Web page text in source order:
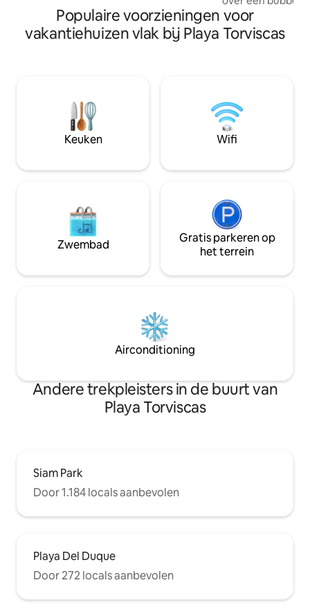
300 meter afstand bevindt zich het
grootste winkelcentrum in het zuiden -
SIAM WINKELCENTRUM. Prachtig
diners in unieke ruimtes die in detail zijn
ontworpen. Tropische tuin met pergola
die de hele dag tilt en bedankt met zijn
frisheid en kleurrijk. Overloopzwembad
van de oceaan. De zonsondergangen
nooit onverschillig. Grote woonkamer
met kitchenette met uitzicht op de
oceaan. Alle slaapkamers hebben een
eigen uitgang naar de tuin, waardoor
hoek van de villa wekt de beste
barbecue op het
zonneterras en een
activiteiten zijn
Slechts 2 km
dan 10
Tajao. De ideale plek om de rest van het
eiland te
Populaire voorzieningen voor
vakantiehuizen vlak bij Playa Torviscas
Keuken Wifi
Zwembad
Gratis parkeren op
het terrein
Airconditioning
Andere trekpleisters in de buurt van
Playa Torviscas
Siam Park
Door 1.184 locals aanbevolen
Playa Del Duque
Door 272 locals aanbevolen